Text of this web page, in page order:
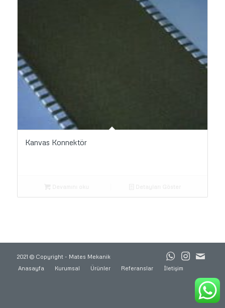
Kanvas Konnektör
2021 © Copyright - Mates Mekanik
Anasayfa
Kurumsal Ürünler Referanslar İletişim